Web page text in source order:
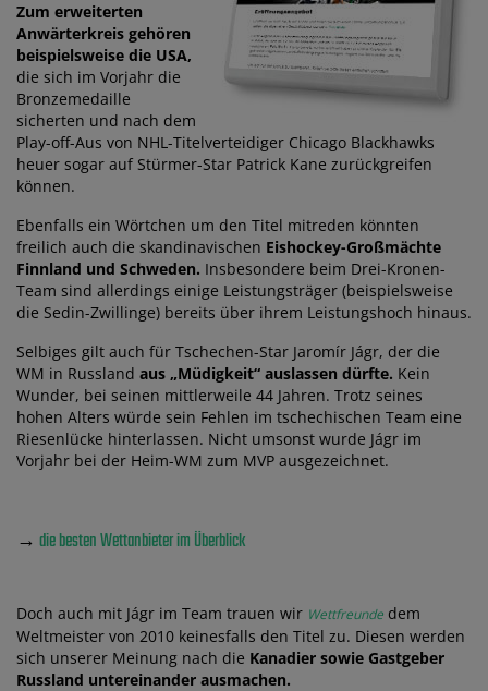
Zum erweiterten
Anwärterkreis gehören
beispielsweise die USA,
die sich im Vorjahr die
Bronzemedaille
sicherten und nach dem
Play-off-Aus von NHL-Titelverteidiger Chicago Blackhawks
heuer sogar auf Stürmer-Star Patrick Kane zurückgreifen
können.
Ebenfalls ein Wörtchen um den Titel mitreden könnten
freilich auch die skandinavischen Eishockey-Großmächte
Finnland und Schweden. Insbesondere beim Drei-Kronen-
Team sind allerdings einige Leistungsträger (beispielsweise
die Sedin-Zwillinge) bereits über ihrem Leistungshoch hinaus.
Selbiges gilt auch für Tschechen-Star Jaromír Jágr, der die
WM in Russland aus „Müdigkeit“ auslassen dürfte. Kein
Wunder, bei seinen mittlerweile 44 Jahren. Trotz seines
hohen Alters würde sein Fehlen im tschechischen Team eine
Riesenlücke hinterlassen. Nicht umsonst wurde Jágr im
Vorjahr bei der Heim-WM zum MVP ausgezeichnet.
→ die besten Wettanbieter im Überblick
Doch auch mit Jágr im Team trauen wir Wettfreunde dem
Weltmeister von 2010 keinesfalls den Titel zu. Diesen werden
sich unserer Meinung nach die Kanadier sowie Gastgeber
Russland untereinander ausmachen.